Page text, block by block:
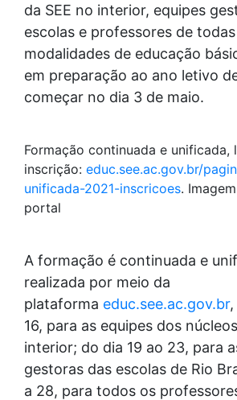
da SEE no interior, equipes
escolas e professores de
modalidades de educação
em preparação ao ano letivo
começar no dia 3 de maio.
Formação continuada e unificada,
inscrição: educ.see.ac.gov.br/
unificada-2021-inscricoes.
portal
A formação é continuada e
realizada por meio da
plataforma educ.see.ac.gov.br,
16, para as equipes dos
interior; do dia 19 ao 23, para
gestoras das escolas de Rio
a 28, para todos os